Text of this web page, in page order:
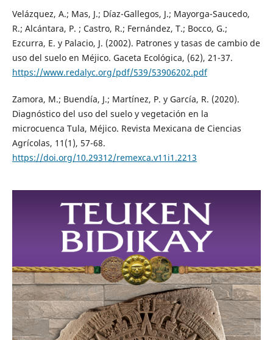
Velázquez, A.; Mas, J.; Díaz-Gallegos, J.; Mayorga-Saucedo,
R.; Alcántara, P. ; Castro, R.; Fernández, T.; Bocco, G.;
Ezcurra, E. y Palacio, J. (2002). Patrones y tasas de cambio de
uso del suelo en Méjico. Gaceta Ecológica, (62), 21-37.
https://www.redalyc.org/pdf/539/53906202.pdf
Zamora, M.; Buendía, J.; Martínez, P. y García, R. (2020).
Diagnóstico del uso del suelo y vegetación en la
microcuenca Tula, Méjico. Revista Mexicana de Ciencias
Agrícolas, 11(1), 57-68.
https://doi.org/10.29312/remexca.v11i1.2213